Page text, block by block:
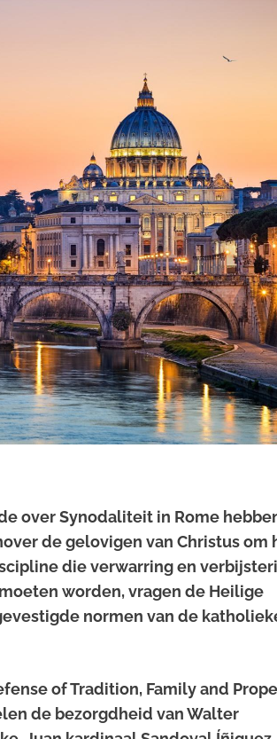
over Synodaliteit in Rome
de gelovigen van Christus om
die verwarring en
worden, vragen de Heilige
normen van de
of Tradition, Family and
de bezorgdheid van Walter